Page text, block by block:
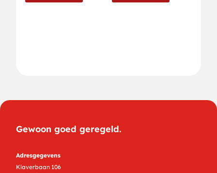
Gewoon goed geregeld.
Adresgegevens
Klaverbaan 106